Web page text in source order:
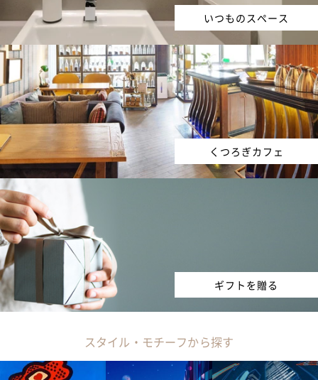
いつものスペース
くつろぎカフェ
ギフトを贈る
スタイル・モチーフから探す